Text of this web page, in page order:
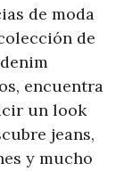
de moda
de
encuentra
un look
jeans,
y mucho